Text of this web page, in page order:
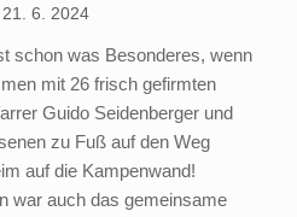
21. 6. 2024
schon was Besonderes, wenn
mit 26 frisch gefirmten
Guido Seidenberger und
zu Fuß auf den Weg
auf die Kampenwand!
war auch das gemeinsame